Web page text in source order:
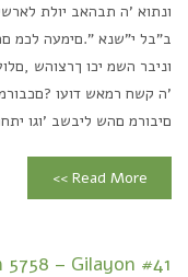
ונתוא 'ה תבהאב יולת
ב"בל י"שנא ".םימעה לכמ
וניבר השמ יכו ךרצוהש
'ה קשח רמאש דועו
םיבורמ םהש ליבשב 'וגו
Read More >>
5758 – Gilayon #41